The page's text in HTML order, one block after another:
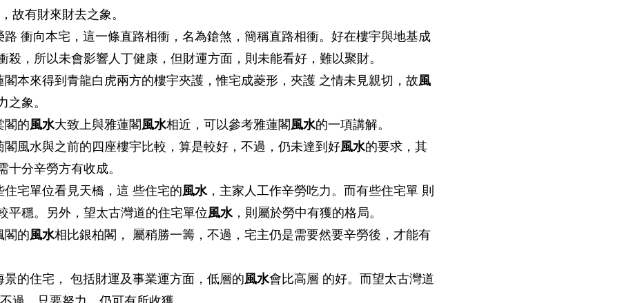
故有財來財去之象。
衝向本宅，這一條直路相衝，名為鎗煞，簡稱直路相衝。好在樓宇與地基成
殺，所以未會影響人丁健康，但財運方面，則未能看好，難以聚財。
本來得到青龍白虎兩方的樓宇夾護，惟宅成菱形，夾護 之情未見親切，故風
之象。
閣的風水大致上與雅蓮閣風水相近，可以參考雅蓮閣風水的一項講解。
風水與之前的四座樓宇比較，算是較好，不過，仍未達到好風水的要求，其
十分辛勞方有收成。
宅單位看見天橋，這 些住宅的風水，主家人工作辛勞吃力。而有些住宅單 則
平穩。另外，望太古灣道的住宅單位風水，則屬於勞中有獲的格局。
閣的風水相比銀柏閣， 屬稍勝一籌，不過，宅主仍是需要然要辛勞後，才能有
的住宅， 包括財運及事業運方面，低層的風水會比高層 的好。而望太古灣道